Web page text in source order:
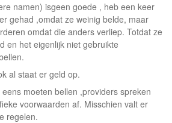
namen) isgeen goede , heb een keer
gehad ,omdat ze weinig belde, maar
omdat die anders verliep. Totdat ze
en het eigenlijk niet gebruikte
al staat er geld op.
moeten bellen ,providers spreken
voorwaarden af. Misschien valt er
regelen.